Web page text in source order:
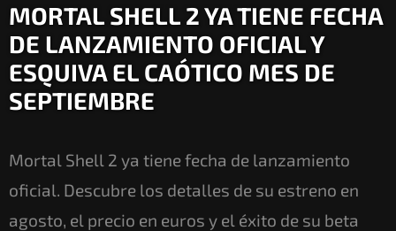
MORTAL SHELL 2 YA TIENE FECHA
DE LANZAMIENTO OFICIAL Y
ESQUIVA EL CAÓTICO MES DE
SEPTIEMBRE
Mortal Shell 2 ya tiene fecha de lanzamiento
oficial. Descubre los detalles de su estreno en
agosto, el precio en euros y el éxito de su beta